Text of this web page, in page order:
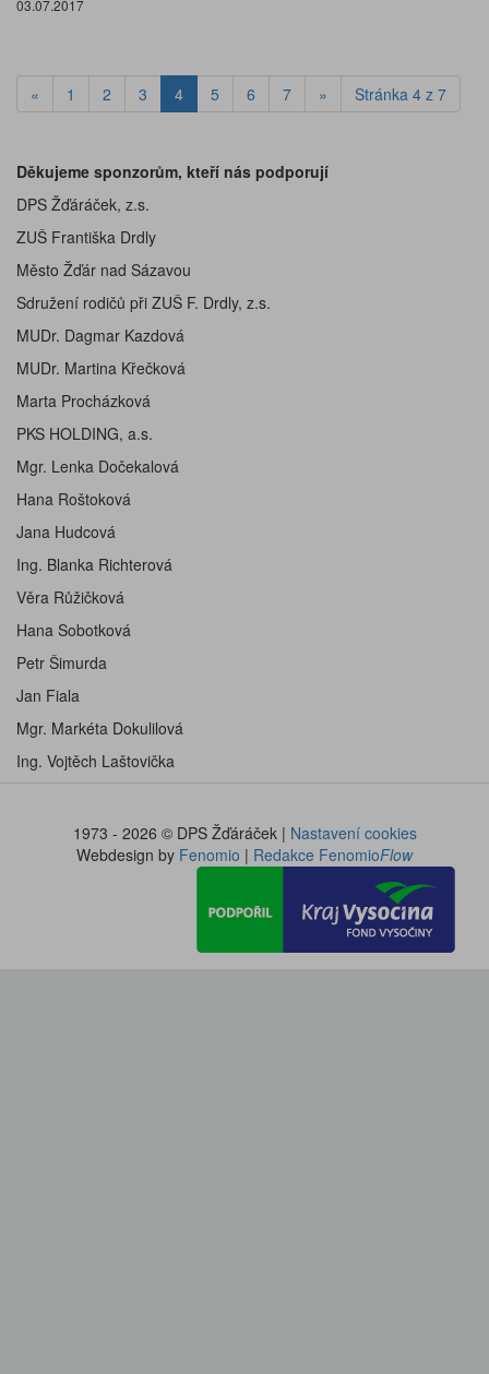
03.07.2017
« 1 2 3 4 5 6 7 » Stránka 4 z 7
Děkujeme sponzorům, kteří nás podporují
DPS Žďáráček, z.s.
ZUŠ Františka Drdly
Město Žďár nad Sázavou
Sdružení rodičů při ZUŠ F. Drdly, z.s.
MUDr. Dagmar Kazdová
MUDr. Martina Křečková
Marta Procházková
PKS HOLDING, a.s.
Mgr. Lenka Dočekalová
Hana Roštoková
Jana Hudcová
Ing. Blanka Richterová
Věra Růžičková
Hana Sobotková
Petr Šimurda
Jan Fiala
Mgr. Markéta Dokulilová
Ing. Vojtěch Laštovička
1973 - 2026 © DPS Žďáráček | Nastavení cookies
Webdesign by Fenomio | Redakce FenomioFlow